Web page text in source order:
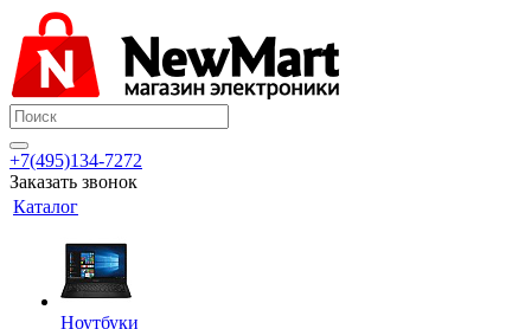
+7(495)134-7272
Заказать звонок
Каталог
Ноутбуки